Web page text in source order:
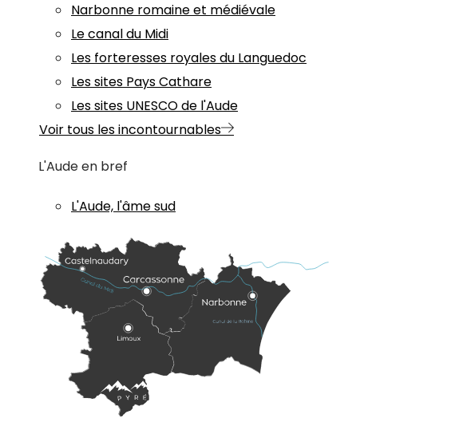
Narbonne romaine et médiévale
Le canal du Midi
Les forteresses royales du Languedoc
Les sites Pays Cathare
Les sites UNESCO de l'Aude
Voir tous les incontournables
L'Aude en bref
L'Aude, l'âme sud